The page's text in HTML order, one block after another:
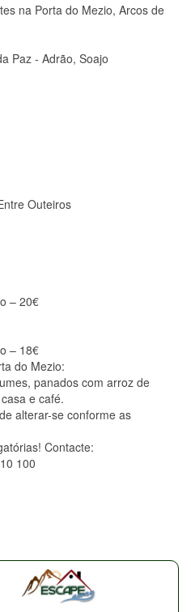
na Porta do Mezio, Arcos de
Paz - Adrão, Soajo
Outeiros
– 20€
– 18€
do Mezio:
panados com arroz de
e café.
alterar-se conforme as
Contacte:
100